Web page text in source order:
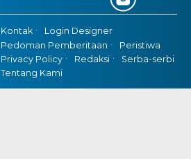
Kontak
Login Designer
Pedoman Pemberitaan
Peristiwa
Privacy Policy
Redaksi
Serba-serbi
Tentang Kami